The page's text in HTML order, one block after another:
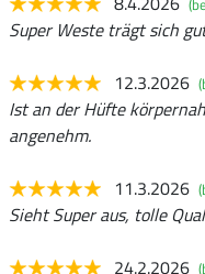
Super Weste trägt sich
12.3.2026
Ist an der Hüfte
angenehm.
11.3.2026
Sieht Super aus, tolle
24.2.2026